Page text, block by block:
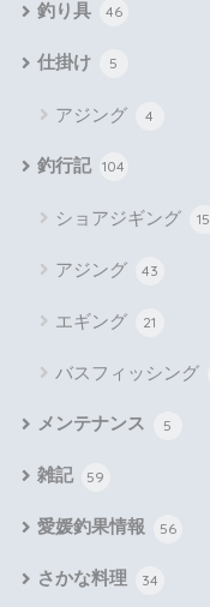
釣り具 46
仕掛け 5
アジング 4
釣行記 104
ショアジギング 15
アジング 43
エギング 21
バスフィッシング
メンテナンス 5
雑記 59
愛媛釣果情報 56
さかな料理 34